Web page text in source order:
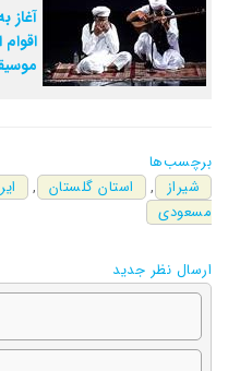
آغاز
برچسب‌ها
شیراز
, استان گلستان ,
مسعودی
ارسال نظر جدید